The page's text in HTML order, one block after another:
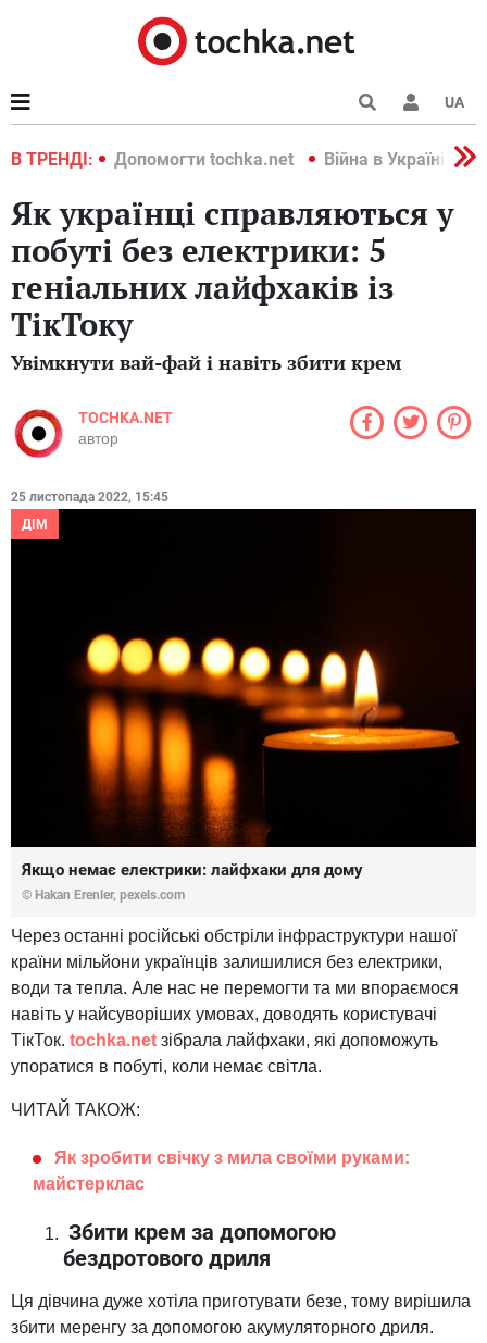
UA
В ТРЕНДІ:
2022 Допомогти tochka.net Війна в Україні 2022
Як українці справляються у
побуті без електрики: 5
геніальних лайфхаків із
ТікТоку
Увімкнути вай-фай і навіть збити крем
TOCHKA.NET
автор
25 листопада 2022, 15:45
ДІМ
Якщо немає електрики: лайфхаки для дому
© Hakan Erenler, pexels.com
Через останні російські обстріли інфраструктури нашої
країни мільйони українців залишилися без електрики,
води та тепла. Але нас не перемогти та ми впораємося
навіть у найсуворіших умовах, доводять користувачі
ТікТок. tochka.net зібрала лайфхаки, які допоможуть
упоратися в побуті, коли немає світла.
ЧИТАЙ ТАКОЖ:
Як зробити свічку з мила своїми руками:
майстерклас
Збити крем за допомогою
бездротового дриля
Ця дівчина дуже хотіла приготувати безе, тому вирішила
збити меренгу за допомогою акумуляторного дриля.